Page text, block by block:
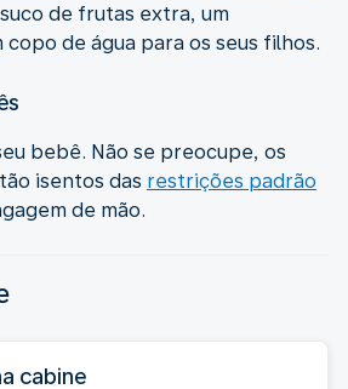
de frutas extra, um
de água para os seus filhos.
bebê. Não se preocupe, os
isentos das restrições padrão
de mão.
cabine